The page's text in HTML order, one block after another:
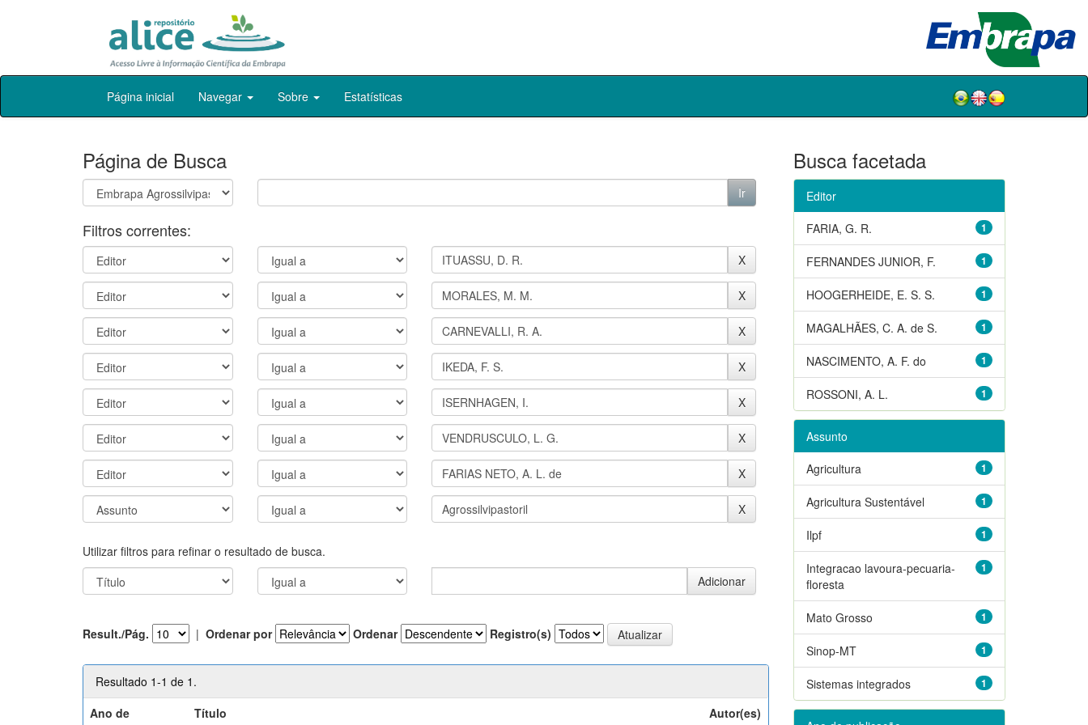
Skip
Página inicial Navegar Sobre Estatísticas
Página de Busca
Filtros correntes:
Utilizar filtros para refinar o resultado de busca.
Result./Pág. | Ordenar por Ordenar Registro(s)
Resultado 1-1 de 1.
Ano de
Título Autor(es)
Busca facetada
Editor
1
FARIA, G. R.
1
FERNANDES JUNIOR, F.
1
HOOGERHEIDE, E. S. S.
1
MAGALHÃES, C. A. de S.
1
NASCIMENTO, A. F. do
1
ROSSONI, A. L.
Assunto
1
Agricultura
1
Agricultura Sustentável
1
Ilpf
1
Integracao lavoura-pecuaria-
floresta
1
Mato Grosso
1
Sinop-MT
1
Sistemas integrados